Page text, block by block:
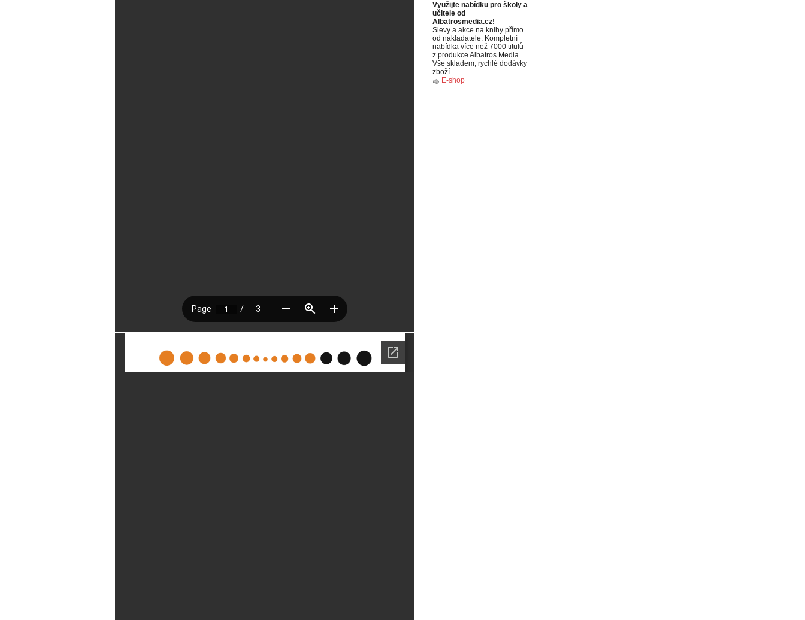
Využijte nabídku pro školy a
učitele od
Albatrosmedia.cz!
Slevy a akce na knihy přímo
od nakladatele. Kompletní
nabídka více než 7000 titulů
z produkce Albatros Media.
Vše skladem, rychlé dodávky
zboží.
E-shop